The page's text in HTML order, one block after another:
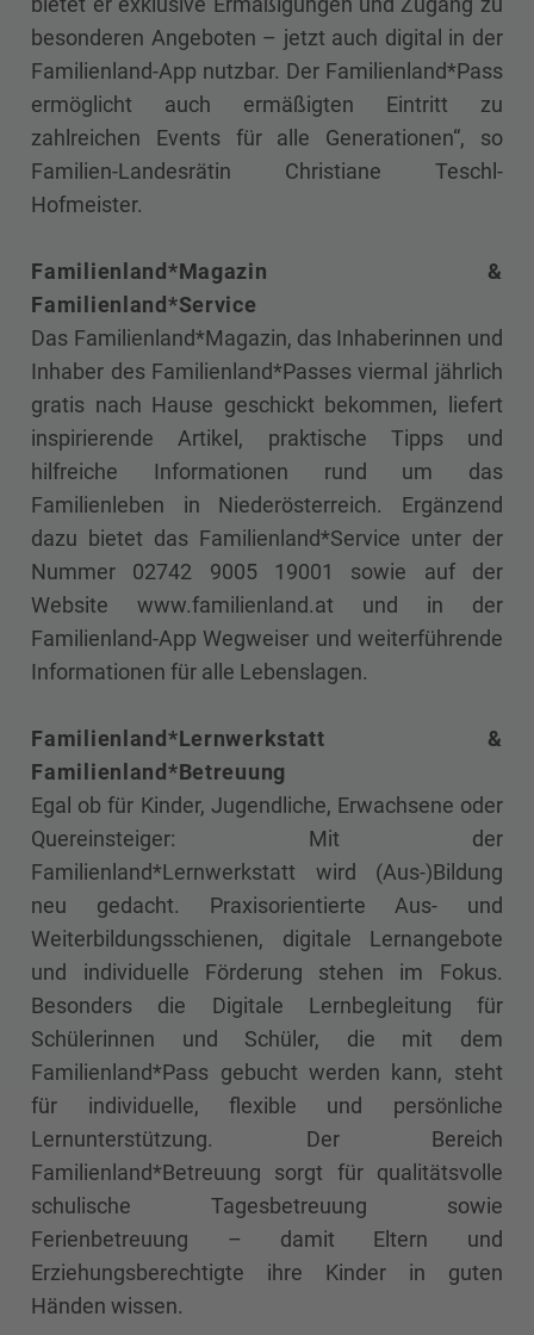
besonderen Angeboten – jetzt auch digital in der
Familienland-App nutzbar. Der Familienland*Pass
ermöglicht auch ermäßigten Eintritt zu
zahlreichen Events für alle Generationen“, so
Familien-Landesrätin Christiane Teschl-
Hofmeister.
Familienland*Magazin &
Familienland*Service
Das Familienland*Magazin, das Inhaberinnen und
Inhaber des Familienland*Passes viermal jährlich
gratis nach Hause geschickt bekommen, liefert
inspirierende Artikel, praktische Tipps und
hilfreiche Informationen rund um das
Familienleben in Niederösterreich. Ergänzend
dazu bietet das Familienland*Service unter der
Nummer 02742 9005 19001 sowie auf der
Website www.familienland.at und in der
Familienland-App Wegweiser und weiterführende
Informationen für alle Lebenslagen.
Familienland*Lernwerkstatt &
Familienland*Betreuung
Egal ob für Kinder, Jugendliche, Erwachsene oder
Quereinsteiger: Mit der
Familienland*Lernwerkstatt wird (Aus-)Bildung
neu gedacht. Praxisorientierte Aus- und
Weiterbildungsschienen, digitale Lernangebote
und individuelle Förderung stehen im Fokus.
Besonders die Digitale Lernbegleitung für
Schülerinnen und Schüler, die mit dem
Familienland*Pass gebucht werden kann, steht
für individuelle, flexible und persönliche
Lernunterstützung. Der Bereich
Familienland*Betreuung sorgt für qualitätsvolle
schulische Tagesbetreuung sowie
Ferienbetreuung – damit Eltern und
Erziehungsberechtigte ihre Kinder in guten
Händen wissen.